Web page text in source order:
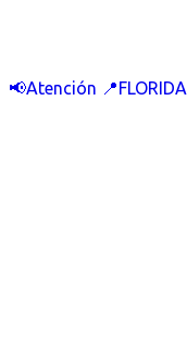
📢Atención